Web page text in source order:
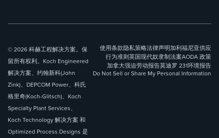
© 2026 科赫工程解决方案。保
留所有权利。Koch Engineered
解决方案、约翰新科(John
Zink)、DEPCOM Power、科氏
格里奇(Koch-Glitsch)、Koch
Specialty Plant Services、
Koch Technology 解决方案 和
Optimized Process Designs 是
使用条款隐私策略法律声明加利福尼亚供应
行为准则英国现代奴隶制法案AODA 政策
加拿大强迫劳动报告莫迪罗 231环境报告
Do Not Sell or Share My Personal Information